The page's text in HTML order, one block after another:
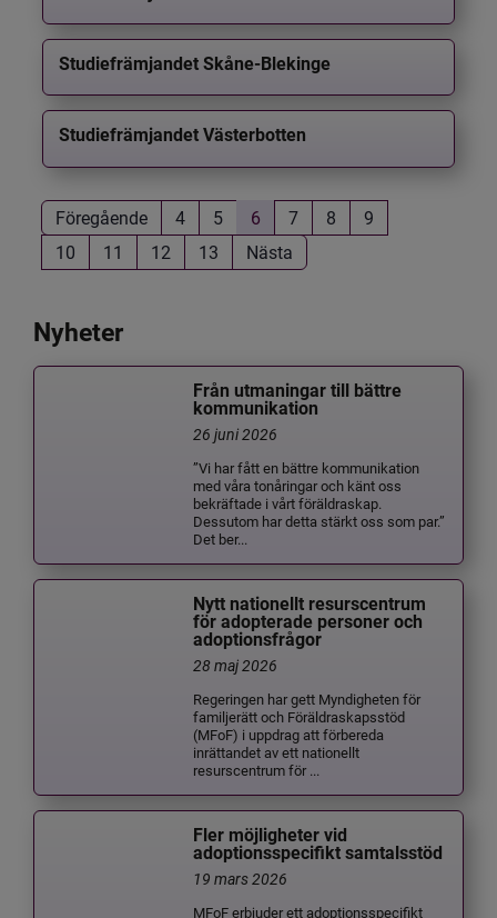
Studiefrämjandet Skåne-Blekinge
Studiefrämjandet Västerbotten
Föregående 4 5 6 7 8
9
10
11 12 13 Nästa
Nyheter
Från utmaningar till bättre
kommunikation
26 juni 2026
”Vi har fått en bättre kommunikation
med våra tonåringar och känt oss
bekräftade i vårt föräldraskap.
Dessutom har detta stärkt oss som par.”
Det ber...
Nytt nationellt resurscentrum
för adopterade personer och
adoptionsfrågor
28 maj 2026
Regeringen har gett Myndigheten för
familjerätt och Föräldraskapsstöd
(MFoF) i uppdrag att förbereda
inrättandet av ett nationellt
resurscentrum för ...
Fler möjligheter vid
adoptionsspecifikt samtalsstöd
19 mars 2026
MFoF erbjuder ett adoptionsspecifikt